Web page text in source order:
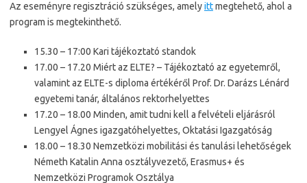
Az eseményre regisztráció szükséges, amelyittmegtehető, ahol a
program is megtekinthető.
15.30 – 17:00 Kari tájékoztató standok
17.00 – 17.20 Miért az ELTE? – Tájékoztató az egyetemről,
valamint az ELTE-s diploma értékéről Prof. Dr. Darázs Lénárd
egyetemi tanár, általános rektorhelyettes
17.20 – 18.00 Minden, amit tudni kell a felvételi eljárásról
Lengyel Ágnes igazgatóhelyettes, Oktatási Igazgatóság
18.00 – 18.30 Nemzetközi mobilitási és tanulási lehetőségek
Németh Katalin Anna osztályvezető, Erasmus+ és
Nemzetközi Programok Osztálya